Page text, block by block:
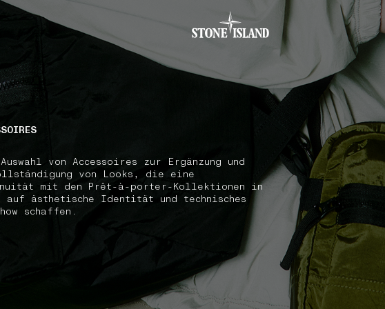
von Accessoires zur Ergänzung und
von Looks, die eine
mit den Prêt-à-porter-Kollektionen in
auf ästhetische Identität und technisches
how schaffen.